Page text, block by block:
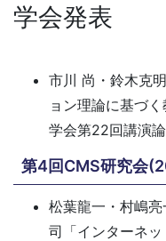
学会発表
市川 尚・鈴木克
ョン理論に基づ
学会第22回講演
第4回CMS研究会
松葉龍一・村嶋
司「インターネ